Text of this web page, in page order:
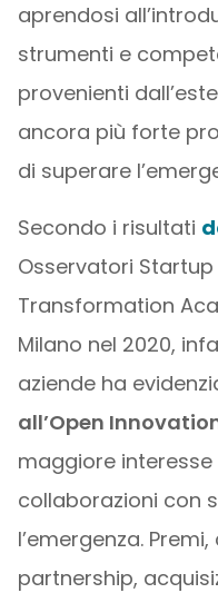
aprendosi
strumenti e
provenienti
ancora più forte
di superare
Secondo i risultati
Osservatori
Transformation
Milano nel 2020,
aziende ha
all’Open
maggiore
collaborazioni con
l’emergenza.
partnership,